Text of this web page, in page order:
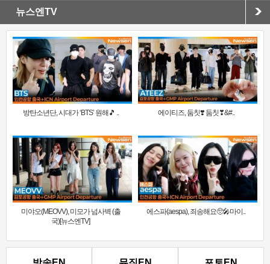
뉴스엔TV
방탄소년단, 시대가 ‘BTS’ 원해🎵 .. 에이티즈, 둠칫❣️ 둠칫❣&#..
미야오(MEOVV), 미모가 넘사벽 (출
국)[뉴스엔TV]
에스파(aespa), 죄송해요🥺🎤마이..